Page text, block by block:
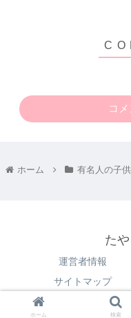
コ
ホーム 有名人の子供
た
運営者情報
サイトマップ
©
ホーム 検索